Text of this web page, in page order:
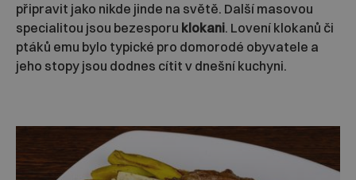
připravit jako nikde jinde na světě. Další masovou
specialitou jsou bezesporu klokani. Lovení klokanů či
ptáků emu bylo typické pro domorodé obyvatele a
jeho stopy jsou dodnes cítit v dnešní kuchyni.